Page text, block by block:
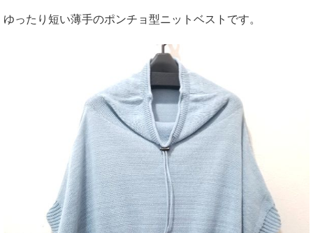
ゆったり短い薄手のポンチョ型ニットベストです。